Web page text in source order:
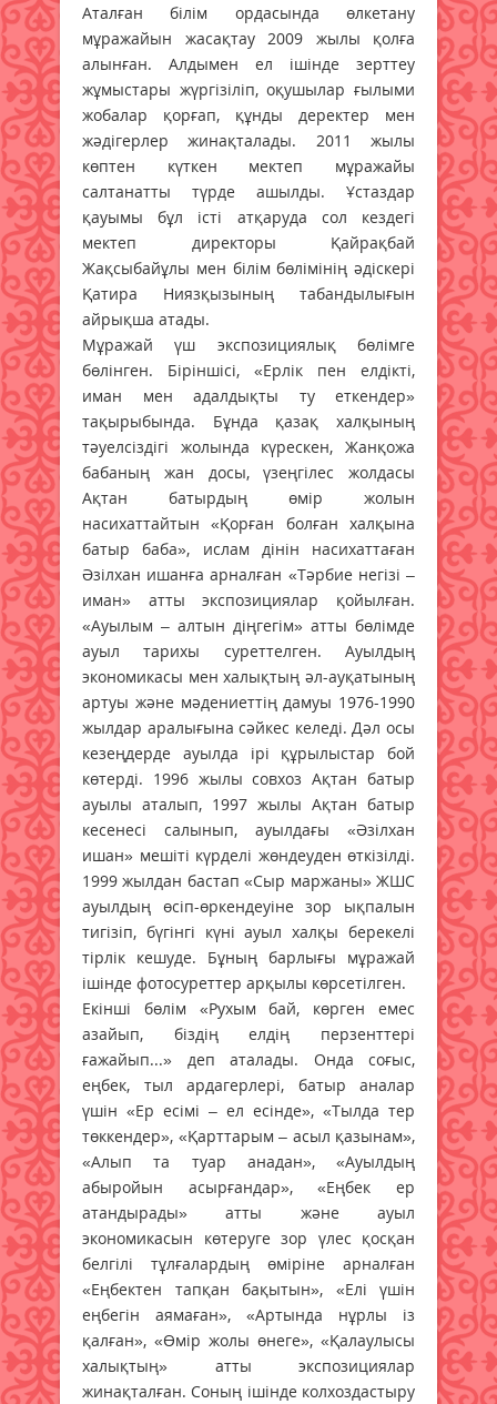
Аталған білім ордасында өлкетану
мұражайын жасақтау 2009 жылы қолға
алынған. Алдымен ел ішінде зерттеу
жұмыстары жүргізіліп, оқушылар ғылыми
жобалар қорғап, құнды деректер мен
жәдігерлер жинақталады. 2011 жылы
көптен күткен мектеп мұражайы
салтанатты түрде ашылды. Ұстаздар
қауымы бұл істі атқаруда сол кездегі
мектеп директоры Қайрақбай
Жақсыбайұлы мен білім бөлімінің әдіскері
Қатира Нияз­қызының табандылығын
айрықша атады.
Мұражай үш экспозициялық бөлімге
бөлінген. Біріншісі, «Ерлік пен елдікті,
иман мен адалдықты ту еткендер»
тақырыбында. Бұнда қазақ халқының
тәуелсіздігі жолында күрескен, Жанқожа
бабаның жан досы, үзеңгілес жолдасы
Ақтан батырдың өмір жолын
насихаттайтын «Қорған болған халқына
батыр баба», ислам дінін насихаттаған
Әзілхан ишанға арналған «Тәрбие негізі –
иман» атты экспозициялар қойылған.
«Ауылым – алтын діңгегім» атты бөлімде
ауыл тарихы суреттелген. Ауылдың
экономикасы мен халықтың әл-ауқатының
артуы және мәдениеттің дамуы 1976-1990
жылдар аралығына сәйкес келеді. Дәл осы
кезеңдерде ауылда ірі құрылыстар бой
көтерді. 1996 жылы совхоз Ақтан батыр
ауылы аталып, 1997 жылы Ақтан батыр
кесенесі салынып, ауылдағы «Әзілхан
ишан» мешіті күрделі жөндеуден өткізілді.
1999 жылдан бастап «Сыр маржаны» ЖШС
ауылдың өсіп-өркендеуіне зор ықпалын
тигізіп, бүгінгі күні ауыл халқы берекелі
тірлік кешуде. Бұның барлығы мұражай
ішінде фотосуреттер арқылы көрсетілген.
Екінші бөлім «Рухым бай, көрген емес
азайып, біздің елдің перзенттері
ғажайып...» деп аталады. Онда соғыс,
еңбек, тыл ардагерлері, батыр аналар
үшін «Ер есімі – ел есінде», «Тылда тер
төккендер», «Қарттарым – асыл қазынам»,
«Алып та туар анадан», «Ауылдың
абыройын асырғандар», «Еңбек ер
атандырады» атты және ауыл
экономикасын көтеруге зор үлес қосқан
белгілі тұлғалардың өміріне арналған
«Еңбектен тапқан бақытын», «Елі үшін
еңбегін аямаған», «Артында нұрлы із
қалған», «Өмір жолы өнеге», «Қалаулысы
халықтың» атты экспозициялар
жинақталған. Соның ішінде колхоздастыру